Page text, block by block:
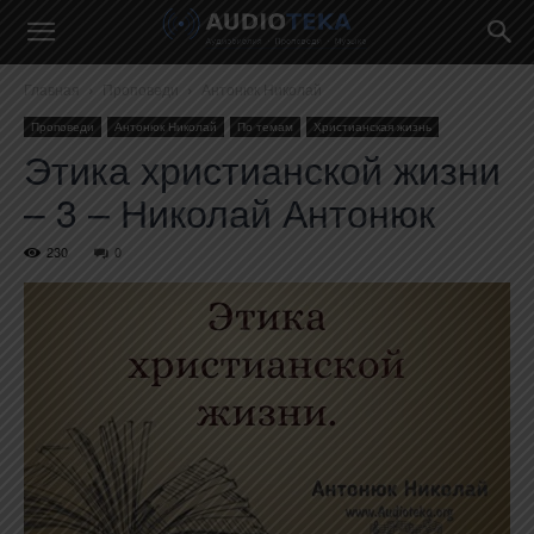
Главная Проповеди Антонюк Николай
Проповеди Антонюк Николай По темам Христианская жизнь
Этика христианской жизни
– 3 – Николай Антонюк
230 0